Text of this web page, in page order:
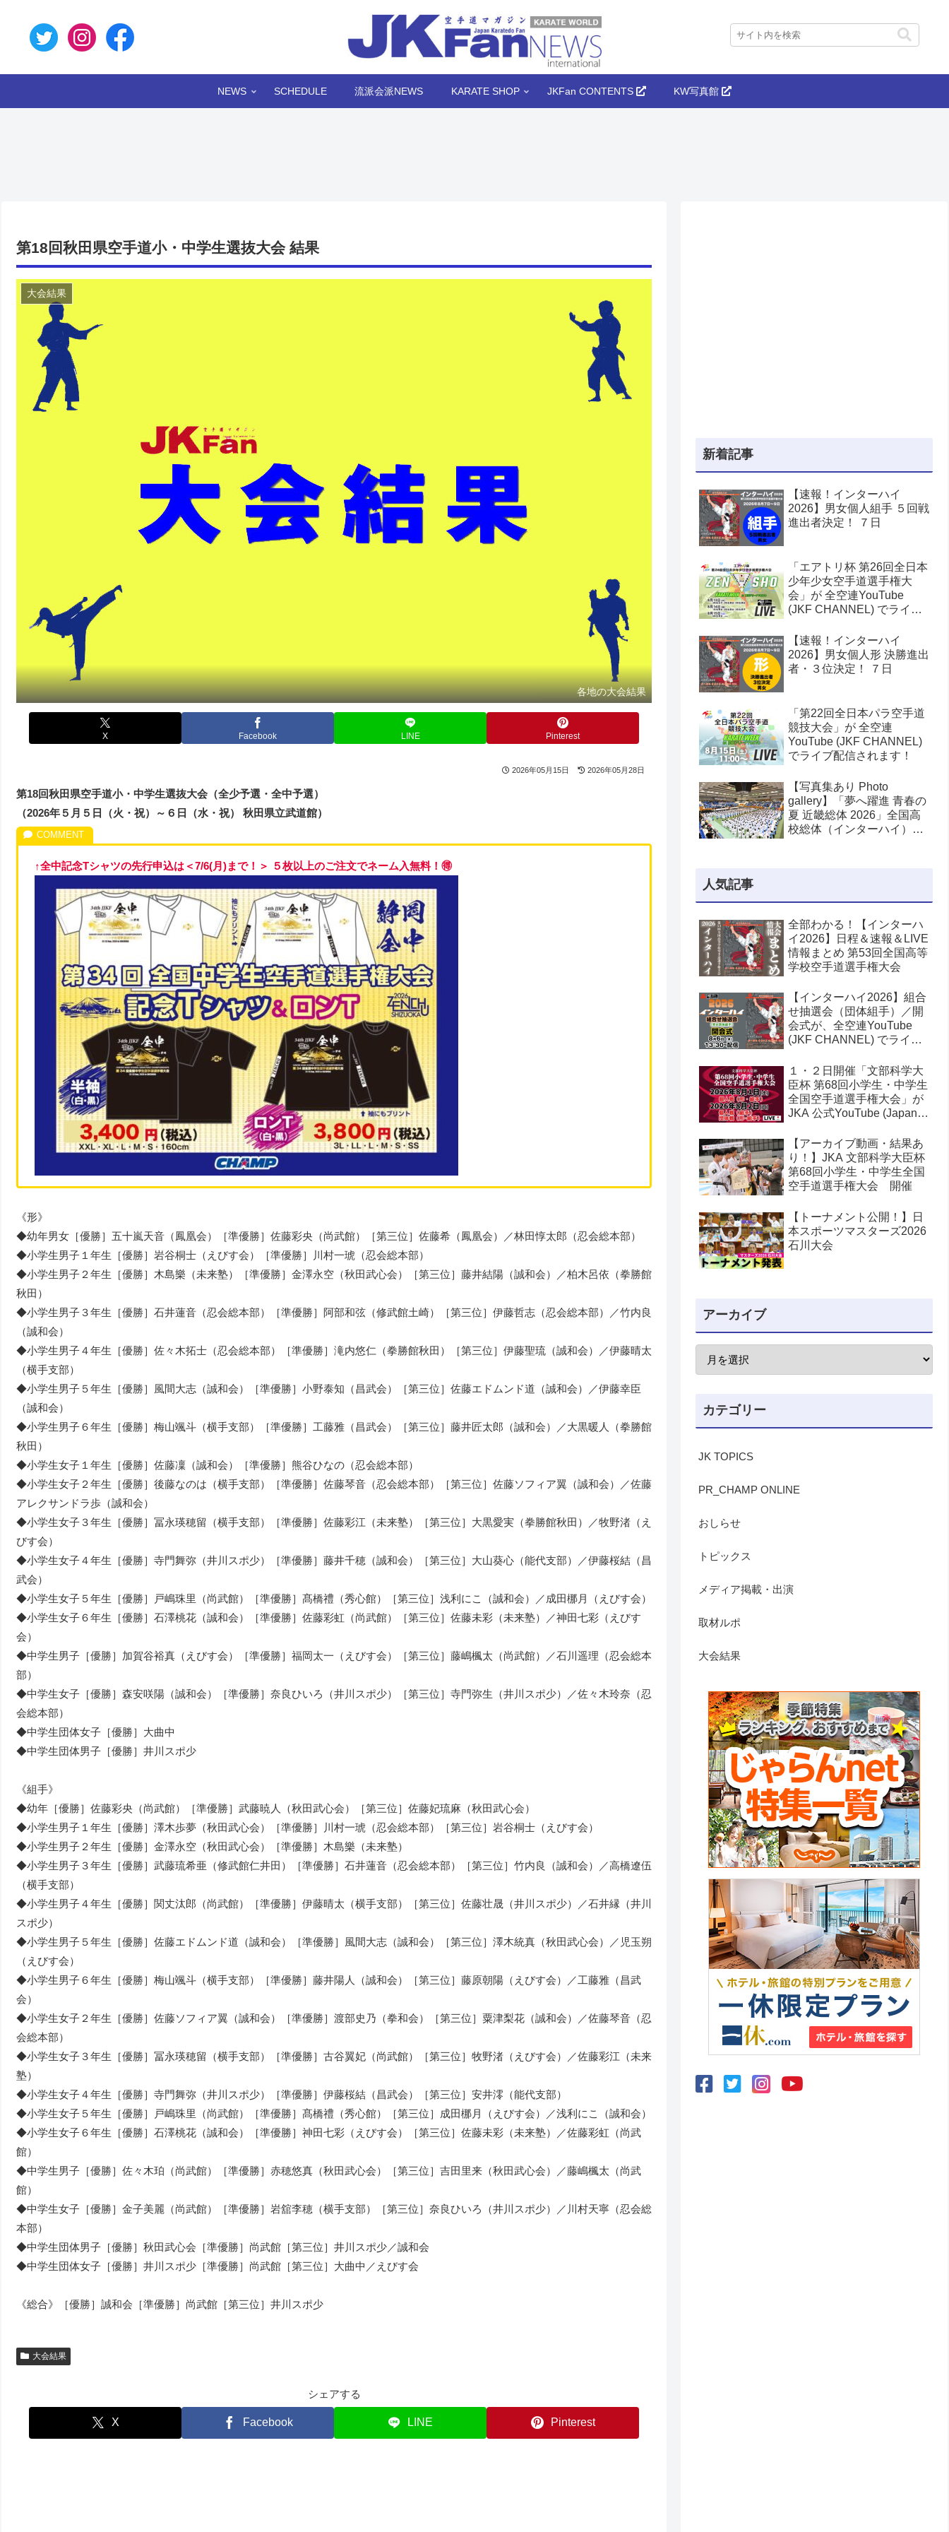
NEWS SCHEDULE 流派会派NEWS KARATE SHOP JKFan CONTENTS KW写真館
第18回秋田県空手道小・中学生選抜大会 結果
大会結果
各地の大会結果
X Facebook LINE Pinterest
2026年05月15日 2026年05月28日
第18回秋田県空手道小・中学生選抜大会（全少予選・全中予選）
（2026年５月５日（火・祝）～６日（水・祝） 秋田県立武道館）
↑全中記念Tシャツの先行申込は＜7/6(月)まで！＞ ５枚以上のご注文でネーム入無料！🉐
《形》
◆幼年男女［優勝］五十嵐天音（鳳凰会）［準優勝］佐藤彩央（尚武館）［第三位］佐藤希（鳳凰会）／林田惇太郎（忍会総本部）
◆小学生男子１年生［優勝］岩谷桐士（えびす会）［準優勝］川村一琥（忍会総本部）
◆小学生男子２年生［優勝］木島樂（未来塾）［準優勝］金澤永空（秋田武心会）［第三位］藤井結陽（誠和会）／柏木呂依（拳勝館
秋田）
◆小学生男子３年生［優勝］石井蓮音（忍会総本部）［準優勝］阿部和弦（修武館土崎）［第三位］伊藤哲志（忍会総本部）／竹内良
（誠和会）
◆小学生男子４年生［優勝］佐々木拓士（忍会総本部）［準優勝］滝内悠仁（拳勝館秋田）［第三位］伊藤聖琉（誠和会）／伊藤晴太
（横手支部）
◆小学生男子５年生［優勝］風間大志（誠和会）［準優勝］小野泰知（昌武会）［第三位］佐藤エドムンド道（誠和会）／伊藤幸臣
（誠和会）
◆小学生男子６年生［優勝］梅山颯斗（横手支部）［準優勝］工藤雅（昌武会）［第三位］藤井匠太郎（誠和会）／大黒暖人（拳勝館
秋田）
◆小学生女子１年生［優勝］佐藤凜（誠和会）［準優勝］熊谷ひなの（忍会総本部）
◆小学生女子２年生［優勝］後藤なのは（横手支部）［準優勝］佐藤琴音（忍会総本部）［第三位］佐藤ソフィア翼（誠和会）／佐藤
アレクサンドラ歩（誠和会）
◆小学生女子３年生［優勝］冨永瑛穂留（横手支部）［準優勝］佐藤彩江（未来塾）［第三位］大黒愛実（拳勝館秋田）／牧野渚（え
びす会）
◆小学生女子４年生［優勝］寺門舞弥（井川スポ少）［準優勝］藤井千穂（誠和会）［第三位］大山葵心（能代支部）／伊藤桜結（昌
武会）
◆小学生女子５年生［優勝］戸嶋珠里（尚武館）［準優勝］髙橋禮（秀心館）［第三位］浅利にこ（誠和会）／成田梛月（えびす会）
◆小学生女子６年生［優勝］石澤桃花（誠和会）［準優勝］佐藤彩虹（尚武館）［第三位］佐藤未彩（未来塾）／神田七彩（えびす
会）
◆中学生男子［優勝］加賀谷裕真（えびす会）［準優勝］福岡太一（えびす会）［第三位］藤嶋楓太（尚武館）／石川遥理（忍会総本
部）
◆中学生女子［優勝］森安咲陽（誠和会）［準優勝］奈良ひいろ（井川スポ少）［第三位］寺門弥生（井川スポ少）／佐々木玲奈（忍
会総本部）
◆中学生団体女子［優勝］大曲中
◆中学生団体男子［優勝］井川スポ少
《組手》
◆幼年［優勝］佐藤彩央（尚武館）［準優勝］武藤暁人（秋田武心会）［第三位］佐藤妃琉麻（秋田武心会）
◆小学生男子１年生［優勝］澤木歩夢（秋田武心会）［準優勝］川村一琥（忍会総本部）［第三位］岩谷桐士（えびす会）
◆小学生男子２年生［優勝］金澤永空（秋田武心会）［準優勝］木島樂（未来塾）
◆小学生男子３年生［優勝］武藤琉希亜（修武館仁井田）［準優勝］石井蓮音（忍会総本部）［第三位］竹内良（誠和会）／高橋遼伍
（横手支部）
◆小学生男子４年生［優勝］関丈汰郎（尚武館）［準優勝］伊藤晴太（横手支部）［第三位］佐藤壮晟（井川スポ少）／石井縁（井川
スポ少）
◆小学生男子５年生［優勝］佐藤エドムンド道（誠和会）［準優勝］風間大志（誠和会）［第三位］澤木統真（秋田武心会）／児玉朔
（えびす会）
◆小学生男子６年生［優勝］梅山颯斗（横手支部）［準優勝］藤井陽人（誠和会）［第三位］藤原朝陽（えびす会）／工藤雅（昌武
会）
◆小学生女子２年生［優勝］佐藤ソフィア翼（誠和会）［準優勝］渡部史乃（拳和会）［第三位］粟津梨花（誠和会）／佐藤琴音（忍
会総本部）
◆小学生女子３年生［優勝］冨永瑛穂留（横手支部）［準優勝］古谷翼妃（尚武館）［第三位］牧野渚（えびす会）／佐藤彩江（未来
塾）
◆小学生女子４年生［優勝］寺門舞弥（井川スポ少）［準優勝］伊藤桜結（昌武会）［第三位］安井澪（能代支部）
◆小学生女子５年生［優勝］戸嶋珠里（尚武館）［準優勝］髙橋禮（秀心館）［第三位］成田梛月（えびす会）／浅利にこ（誠和会）
◆小学生女子６年生［優勝］石澤桃花（誠和会）［準優勝］神田七彩（えびす会）［第三位］佐藤未彩（未来塾）／佐藤彩虹（尚武
館）
◆中学生男子［優勝］佐々木珀（尚武館）［準優勝］赤穂悠真（秋田武心会）［第三位］吉田里来（秋田武心会）／藤嶋楓太（尚武
館）
◆中学生女子［優勝］金子美麗（尚武館）［準優勝］岩舘李穂（横手支部）［第三位］奈良ひいろ（井川スポ少）／川村天寧（忍会総
本部）
◆中学生団体男子［優勝］秋田武心会［準優勝］尚武館［第三位］井川スポ少／誠和会
◆中学生団体女子［優勝］井川スポ少［準優勝］尚武館［第三位］大曲中／えびす会
《総合》［優勝］誠和会［準優勝］尚武館［第三位］井川スポ少
大会結果
シェアする
X Facebook LINE Pinterest
新着記事
【速報！インターハイ
2026】男女個人組手 ５回戦
進出者決定！ ７日
「エアトリ杯 第26回全日本
少年少女空手道選手権大
会」が 全空連YouTube
(JKF CHANNEL) でライブ
【速報！インターハイ
2026】男女個人形 決勝進出
者・３位決定！ ７日
「第22回全日本パラ空手道
競技大会」が 全空連
YouTube (JKF CHANNEL)
でライブ配信されます！
【写真集あり Photo
gallery】「夢へ躍進 青春の
夏 近畿総体 2026」全国高
校総体（インターハイ）空
人気記事
全部わかる！【インターハ
イ2026】日程＆速報＆LIVE
情報まとめ 第53回全国高等
学校空手道選手権大会
【インターハイ2026】組合
せ抽選会（団体組手）／開
会式が、全空連YouTube
(JKF CHANNEL) でライブ
高等学校空手道選手権大会
１・２日開催「文部科学大
臣杯 第68回小学生・中学生
全国空手道選手権大会」が
JKA 公式YouTube (Japan
団法人日本空手協会) でラ
イブ配信されます！
【アーカイブ動画・結果あ
り！】JKA 文部科学大臣杯
第68回小学生・中学生全国
空手道選手権大会 開催
【トーナメント公開！】日
本スポーツマスターズ2026
石川大会
アーカイブ
カテゴリー
JK TOPICS
PR_CHAMP ONLINE
おしらせ
トピックス
メディア掲載・出演
取材ルポ
大会結果